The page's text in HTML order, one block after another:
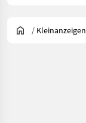
/ Kleinanzeigen